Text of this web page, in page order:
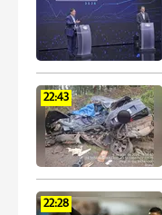
22:43
22:28